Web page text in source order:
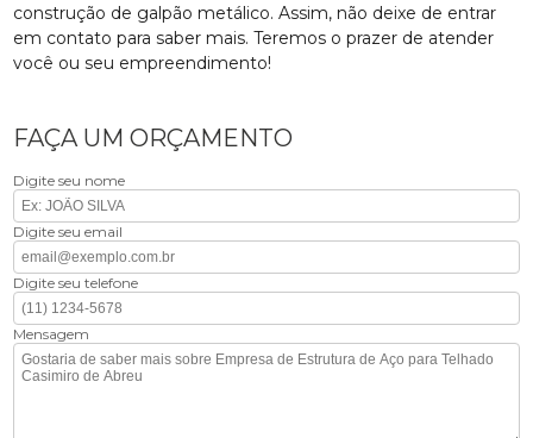
construção de galpão metálico. Assim, não deixe de entrar
em contato para saber mais. Teremos o prazer de atender
você ou seu empreendimento!
FAÇA UM ORÇAMENTO
Digite seu nome
Digite seu email
Digite seu telefone
Mensagem